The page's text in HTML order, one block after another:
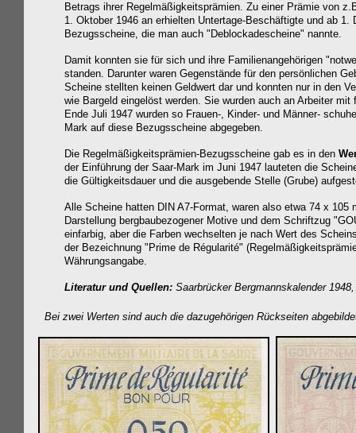
Betrags ihrer Regelmäßigkeitsprämien. Zu einer Prämie von
1. Oktober 1946 an erhielten Untertage-Beschäftigte und ab
Bezugsscheine, die man auch "Deblockadescheine" nannte.
Damit konnten sie für sich und ihre Familienangehörigen
standen. Darunter waren Gegenstände für den persönlichen
Scheine stellten keinen Geldwert dar und konnten nur in den
wie Bargeld eingelöst werden. Sie wurden auch an Arbeiter
Ende Juli 1947 wurden so Frauen-, Kinder- und Männer-
Mark auf diese Bezugsscheine abgegeben.
Die Regelmäßigkeitsprämien-Bezugsscheine gab es in den
der Einführung der Saar-Mark im Juni 1947 lauteten die
die Gültigkeitsdauer und die ausgebende Stelle (Grube)
Alle Scheine hatten DIN A7-Format, waren also etwa 74 x 105
Darstellung bergbaubezogener Motive und dem Schriftzug
einfarbig, aber die Farben wechselten je nach Wert des
der Bezeichnung "Prime de Régularité"
Währungsangabe.
Literatur und Quellen:Saarbrücker Bergmannskalender
Bei zwei Werten sind auch die dazugehörigen Rückseiten